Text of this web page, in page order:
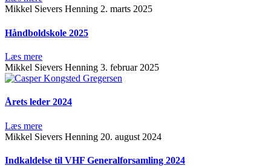
Mikkel Sievers Henning 2. marts 2025
Håndboldskole 2025
Læs mere
Mikkel Sievers Henning 3. februar 2025
Årets leder 2024
Læs mere
Mikkel Sievers Henning 20. august 2024
Indkaldelse til VHF Generalforsamling 2024